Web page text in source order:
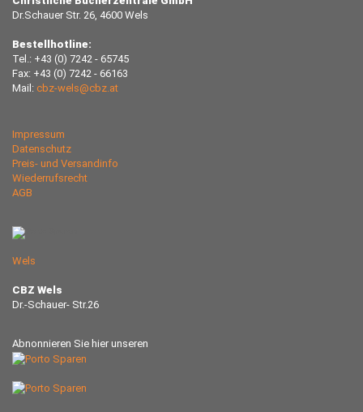
Dr.Schauer Str. 26, 4600 Wels
Bestellhotline:
Tel.: +43 (0) 7242 - 65745
Fax: +43 (0) 7242 - 66163
Mail: cbz-wels@cbz.at
Impressum
Datenschutz
Preis- und Versandinfo
Wiederrufsrecht
AGB
Wels
CBZ Wels
Dr.-Schauer- Str.26
Abnonnieren Sie hier unseren